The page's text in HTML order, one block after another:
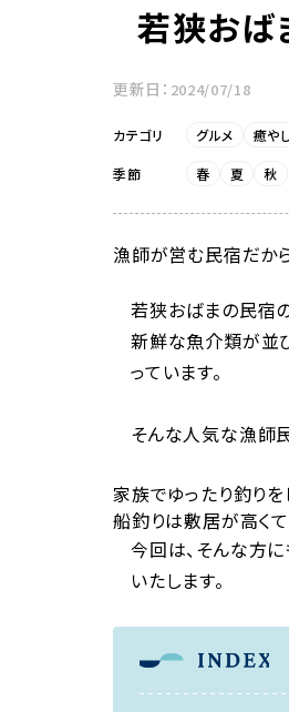
若狭おば
更新日： 2024/07/18
カテゴリ グルメ 癒や
季節 春 夏 秋
漁師が営む民宿だか
若狭おばまの民宿
新鮮な魚介類が並
っています。
そんな人気な漁師
家族でゆったり釣り
船釣りは敷居が高く
今回は、そんな方
いたします。